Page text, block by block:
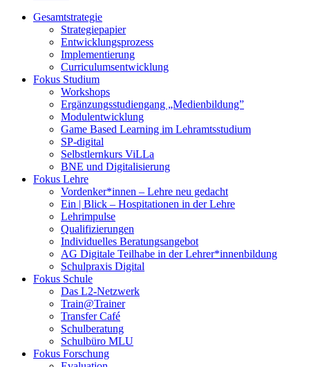
Gesamtstrategie
Strategiepapier
Entwicklungsprozess
Implementierung
Curriculumsentwicklung
Fokus Studium
Workshops
Ergänzungsstudiengang „Medienbildung”
Modulentwicklung
Game Based Learning im Lehramtsstudium
SP-digital
Selbstlernkurs ViLLa
BNE und Digitalisierung
Fokus Lehre
Vordenker*innen – Lehre neu gedacht
Ein | Blick – Hospitationen in der Lehre
Lehrimpulse
Qualifizierungen
Individuelles Beratungsangebot
AG Digitale Teilhabe in der Lehrer*innenbildung
Schulpraxis Digital
Fokus Schule
Das L2-Netzwerk
Train@Trainer
Transfer Café
Schulberatung
Schulbüro MLU
Fokus Forschung